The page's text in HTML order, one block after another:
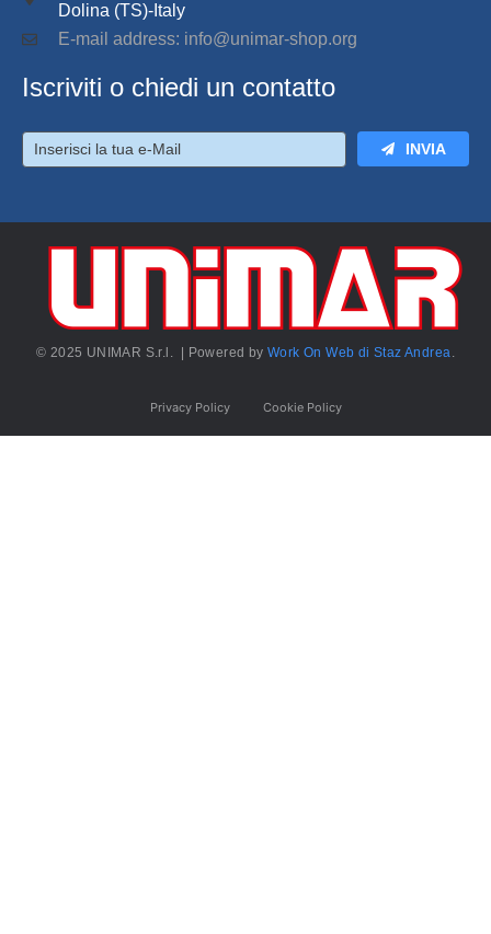
Dolina (TS)-Italy
E-mail address: info@unimar-shop.org
Iscriviti o chiedi un contatto
INVIA
© 2025 UNIMAR S.r.l. | Powered byWork On Web di Staz Andrea.
Privacy Policy Cookie Policy